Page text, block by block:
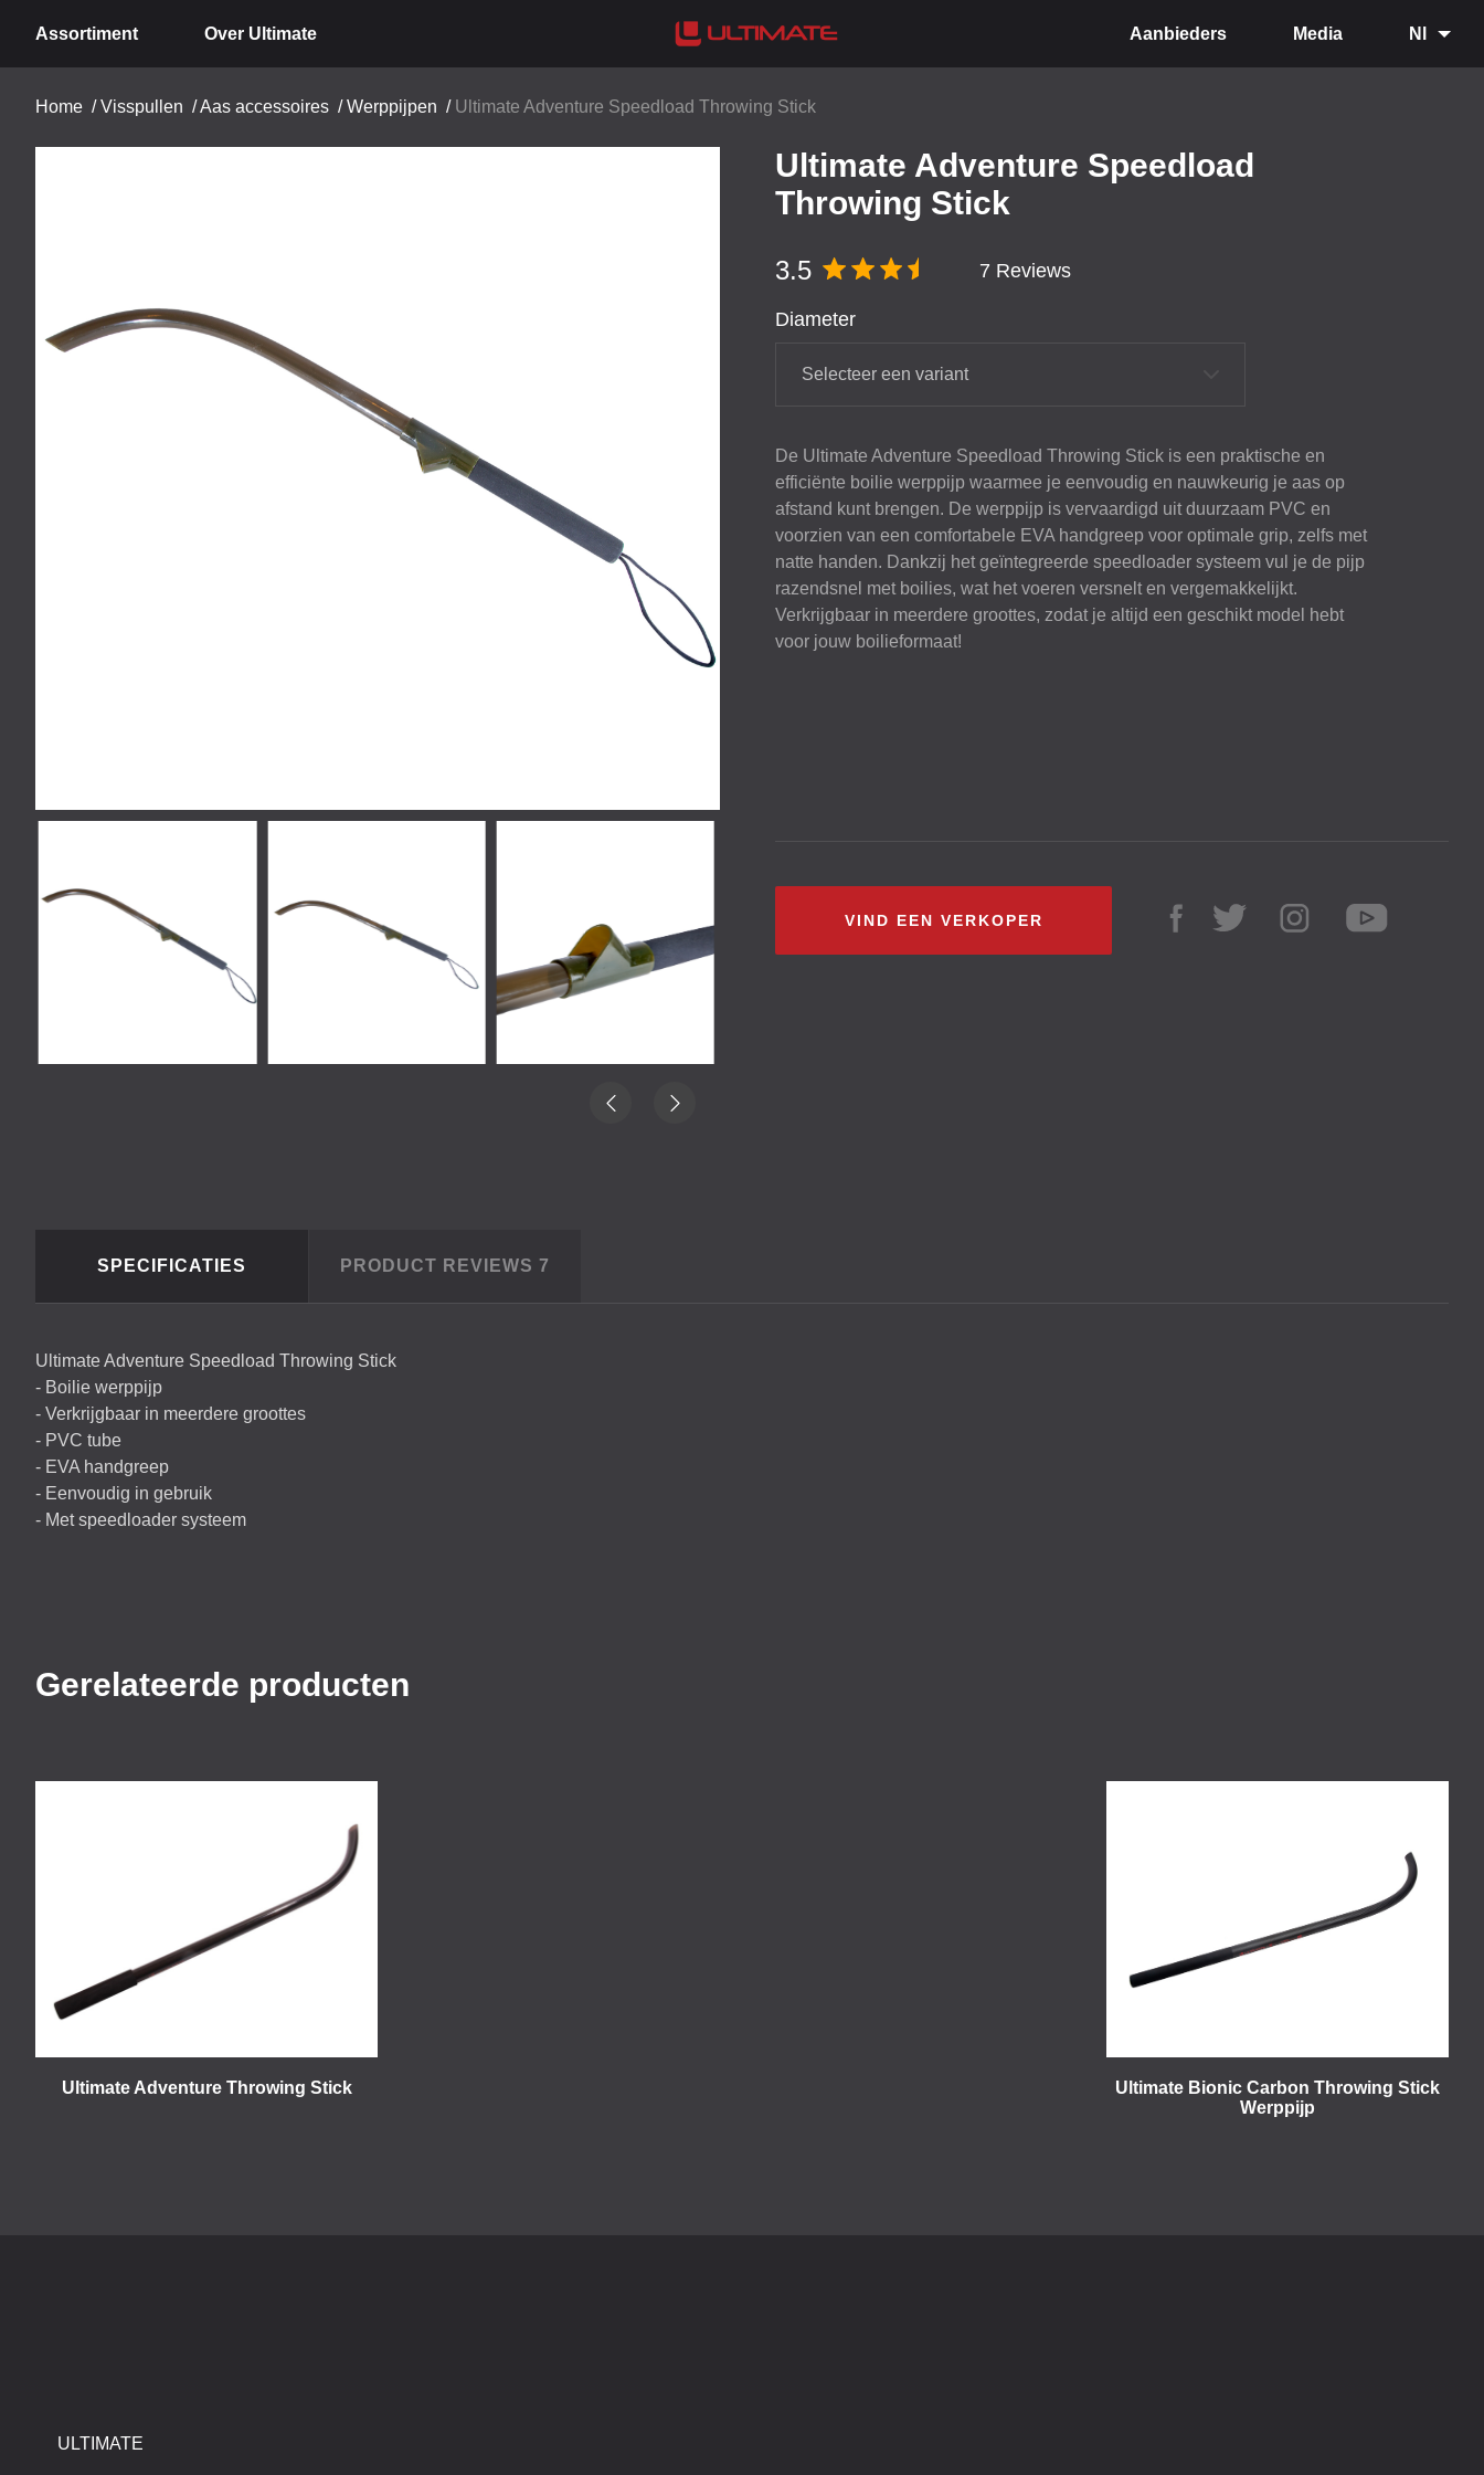
Assortiment Over Ultimate Aanbieders Media Nl
Home /Visspullen /Aas accessoires /Werppijpen / Ultimate Adventure Speedload Throwing Stick
Ultimate Adventure Speedload
Throwing Stick
3.5 7 Reviews
Diameter
Selecteer een variant
De Ultimate Adventure Speedload Throwing Stick is een praktische en
efficiënte boilie werppijp waarmee je eenvoudig en nauwkeurig je aas op
afstand kunt brengen. De werppijp is vervaardigd uit duurzaam PVC en
voorzien van een comfortabele EVA handgreep voor optimale grip, zelfs met
natte handen. Dankzij het geïntegreerde speedloader systeem vul je de pijp
razendsnel met boilies, wat het voeren versnelt en vergemakkelijkt.
Verkrijgbaar in meerdere groottes, zodat je altijd een geschikt model hebt
voor jouw boilieformaat!
VIND EEN VERKOPER
SPECIFICATIES PRODUCT REVIEWS 7
Ultimate Adventure Speedload Throwing Stick
- Boilie werppijp
- Verkrijgbaar in meerdere groottes
- PVC tube
- EVA handgreep
- Eenvoudig in gebruik
- Met speedloader systeem
Gerelateerde producten
Ultimate Adventure Throwing Stick
Ultimate Bionic Carbon Throwing Stick
Werppijp
ULTIMATE